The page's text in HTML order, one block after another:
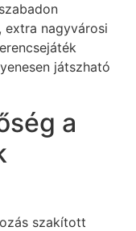
extra nagyvárosi
játszható
a
szakított